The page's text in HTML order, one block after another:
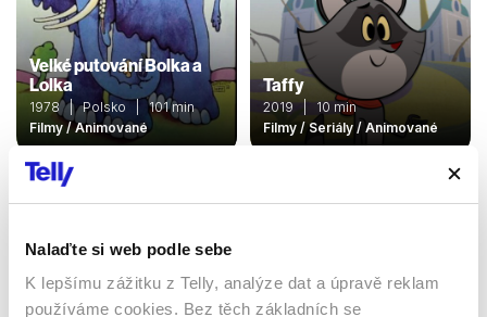
Nalaďte si web podle sebe
K lepšímu zážitku z Telly, analýze dat a úpravě reklam
používáme cookies. Bez těch základních se
Velké putování Bolka a
Lolka
1978 | Polsko | 101 min
Filmy / Animované
Taffy
2019 | 10 min
Filmy / Seriály / Animované